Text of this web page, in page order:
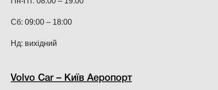
Сб: 09:00 – 18:00
Нд: вихідний
Volvo Car – Київ Аеропорт